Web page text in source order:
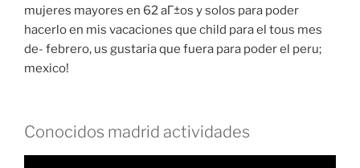
mujeres mayores en 62 aГ±os y solos para poder
hacerlo en mis vacaciones que child para el tous mes
de- febrero, us gustaria que fuera para poder el peru;
mexico!
Conocidos madrid actividades